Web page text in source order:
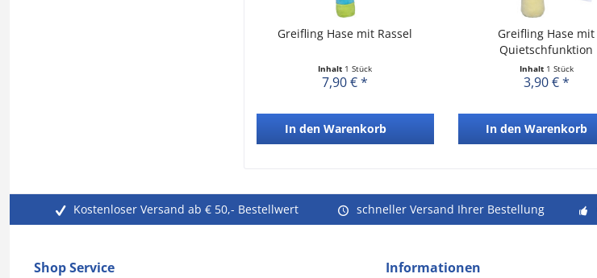
Greifling Hase mit Rassel
Inhalt 1 Stück
7,90 € *
In den Warenkorb
Greifling Hase mit
Quietschfunktion
Inhalt 1 Stück
3,90 € *
In den Warenkorb
Kostenloser Versand ab € 50,- Bestellwert schneller Versand Ihrer Bestellung
Shop Service Informationen